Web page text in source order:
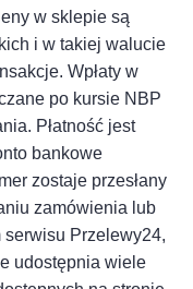
w sklepie są
i w takiej walucie
Wpłaty w
po kursie NBP
Płatność jest
bankowe
zostaje przesłany
zamówienia lub
Przelewy24,
udostępnia wiele